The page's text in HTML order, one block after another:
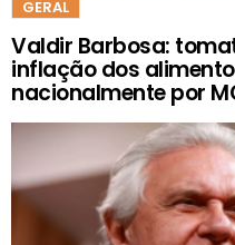
GERAL
Valdir Barbosa:
inflação dos
nacionalmente por